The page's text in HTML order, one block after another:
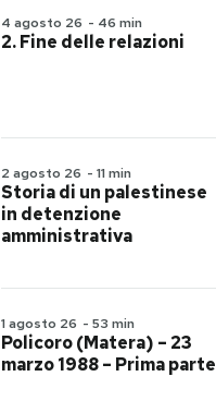
4 agosto 26 - 46 min
2. Fine delle relazioni
2 agosto 26 - 11 min
Storia di un palestinese
in detenzione
amministrativa
1 agosto 26 - 53 min
Policoro (Matera) – 23
marzo 1988 – Prima parte